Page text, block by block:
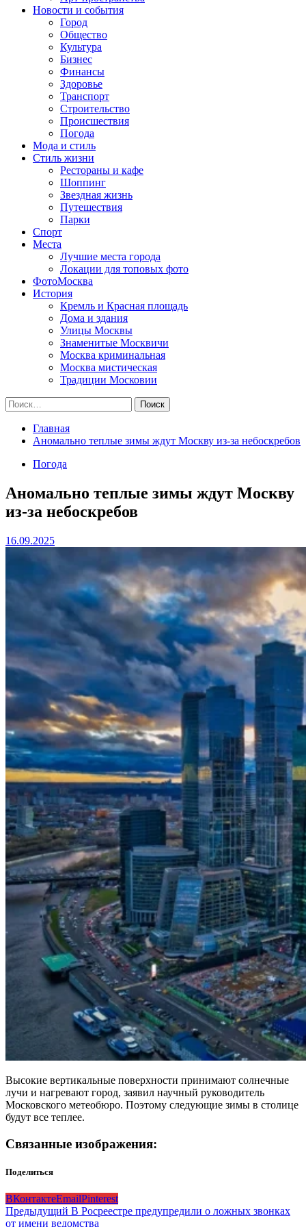
Новости и события
Город
Общество
Культура
Бизнес
Финансы
Здоровье
Транспорт
Строительство
Происшествия
Погода
Мода и стиль
Стиль жизни
Рестораны и кафе
Шоппинг
Звездная жизнь
Путешествия
Парки
Спорт
Места
Лучшие места города
Локации для топовых фото
ФотоМосква
История
Кремль и Красная площадь
Дома и здания
Улицы Москвы
Знаменитые Москвичи
Москва криминальная
Москва мистическая
Традиции Московии
Найти:
Главная
Аномально теплые зимы ждут Москву из-за небоскребов
Погода
Аномально теплые зимы ждут Москву
из-за небоскребов
16.09.2025
Высокие вертикальные поверхности принимают солнечные
лучи и нагревают город, заявил научный руководитель
Московского метеобюро. Поэтому следующие зимы в столице
будут все теплее.
Связанные изображения:
Поделиться
ВКонтактеEmailPinterest
Навигация
Предыдущий В Росреестре предупредили о ложных звонках
от имени ведомства